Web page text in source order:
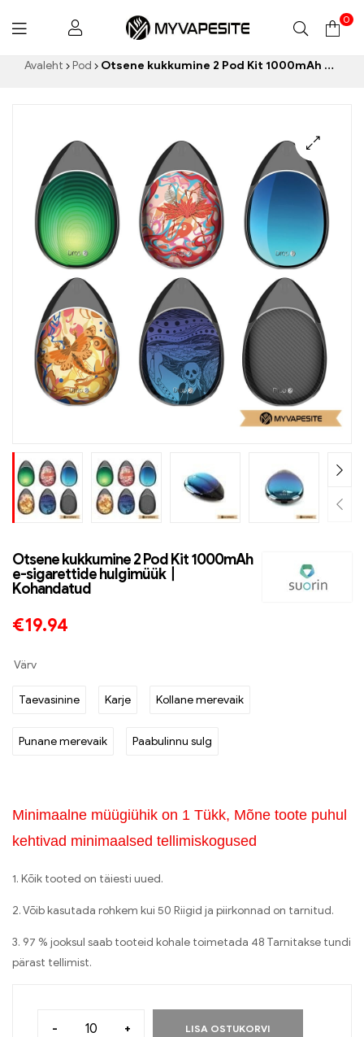
Myvapesite.de
0
Avaleht Pod Otsene kukkumine 2 Pod Kit 1000mAh e-sigarettide hulgimüük丨Kohandatud
Otsene kukkumine 2 Pod Kit 1000mAh
e-sigarettide hulgimüük丨
Kohandatud
€19.94
Värv
Taevasinine Karje Kollane merevaik
Punane merevaik Paabulinnu sulg
Minimaalne müügiühik on 1 Tükk, Mõne toote puhul
kehtivad minimaalsed tellimiskogused
1. Kõik tooted on täiesti uued.
2. Võib kasutada rohkem kui 50 Riigid ja piirkonnad on tarnitud.
3. 97 % jooksul saab tooteid kohale toimetada 48 Tarnitakse tundi
pärast tellimist.
- + LISA OSTUKORVI